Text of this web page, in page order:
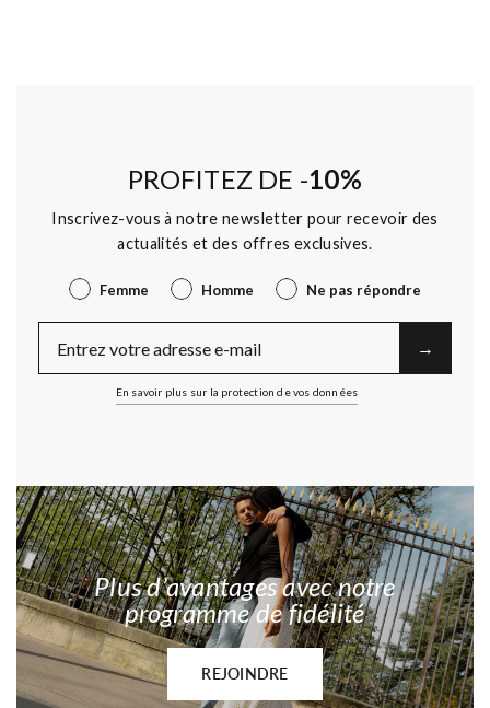
PROFITEZ DE -10%
Inscrivez-vous à notre newsletter pour recevoir des
actualités et des offres exclusives.
Genre Femme Homme Ne pas répondre
→︎
En savoir plus sur la protection de vos données
Plus d’avantages avec notre
programme de fidélité
REJOINDRE